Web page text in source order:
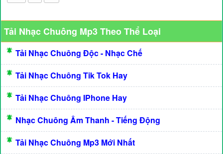
Tải Nhạc Chuông Mp3 Theo Thể Loại
Tải Nhạc Chuông Độc - Nhạc Chế
Tải Nhạc Chuông Tik Tok Hay
Tải Nhạc Chuông IPhone Hay
Nhạc Chuông Âm Thanh - Tiếng Động
Tải Nhạc Chuông Mp3 Mới Nhất